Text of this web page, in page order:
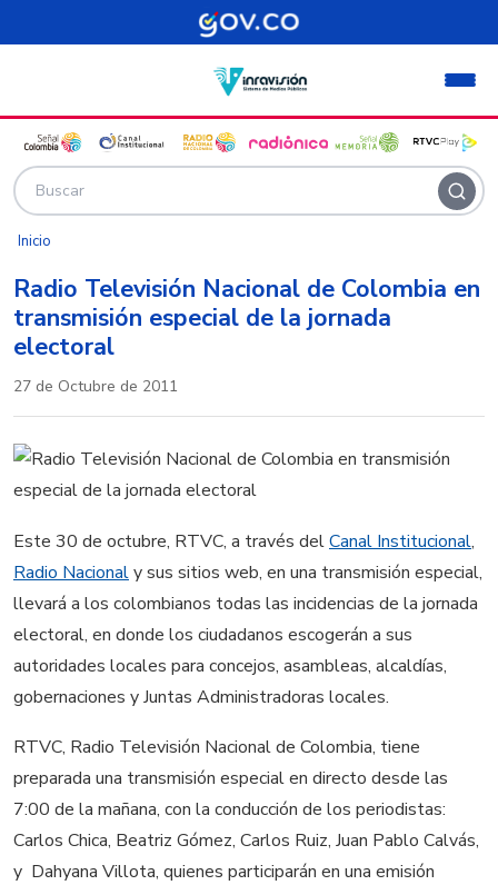
Pasar al contenido principal
Inicio
Radio Televisión Nacional de Colombia en
transmisión especial de la jornada
electoral
27 de Octubre de 2011
Este 30 de octubre, RTVC, a través delCanal Institucional,
Radio Nacionaly sus sitios web, en una transmisión especial,
llevará a los colombianos todas las incidencias de la jornada
electoral, en donde los ciudadanos escogerán a sus
autoridades locales para concejos, asambleas, alcaldías,
gobernaciones y Juntas Administradoras locales.
RTVC, Radio Televisión Nacional de Colombia, tiene
preparada una transmisión especial en directo desde las
7:00 de la mañana, con la conducción de los periodistas:
Carlos Chica, Beatriz Gómez, Carlos Ruiz, Juan Pablo Calvás,
y Dahyana Villota, quienes participarán en una emisión